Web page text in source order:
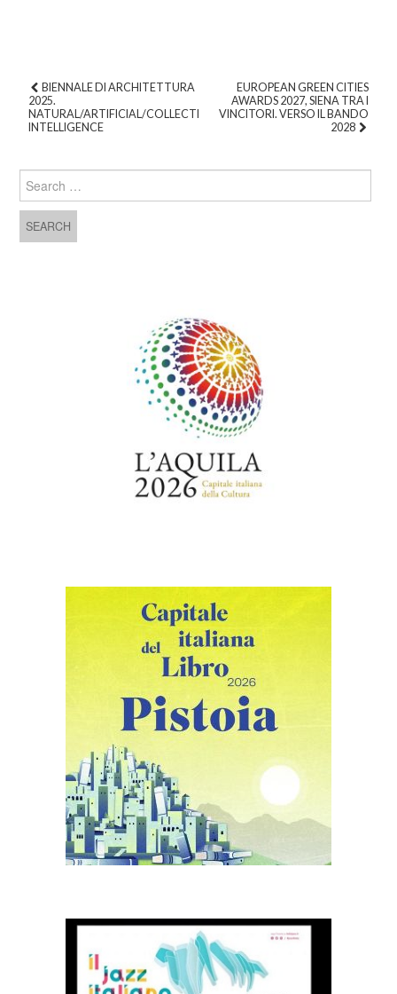
Post navigation
BIENNALE DI ARCHITETTURA
2025.
NATURAL/ARTIFICIAL/COLLECTIVE
INTELLIGENCE
EUROPEAN GREEN CITIES
AWARDS 2027, SIENA TRA I
VINCITORI. VERSO IL BANDO
2028
Search for: